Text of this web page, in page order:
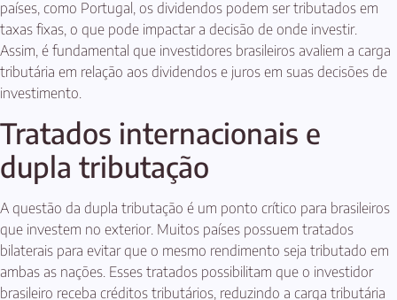
países, como Portugal, os dividendos podem ser tributados em
taxas fixas, o que pode impactar a decisão de onde investir.
Assim, é fundamental que investidores brasileiros avaliem a carga
tributária em relação aos dividendos e juros em suas decisões de
investimento.
Tratados internacionais e
dupla tributação
A questão da dupla tributação é um ponto crítico para brasileiros
que investem no exterior. Muitos países possuem tratados
bilaterais para evitar que o mesmo rendimento seja tributado em
ambas as nações. Esses tratados possibilitam que o investidor
brasileiro receba créditos tributários, reduzindo a carga tributária